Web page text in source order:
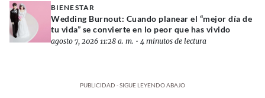
BIENESTAR
Wedding Burnout: Cuando planear el “mejor día de
tu vida” se convierte en lo peor que has vivido
agosto 7, 2026 11:28 a. m. • 4 minutos de lectura
PUBLICIDAD - SIGUE LEYENDO ABAJO